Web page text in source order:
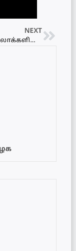
NEXT
ஹிஸ்புல்லாக்களின் பொருளாதார முதுகெலும்பைத் தகர்த்த இஸ்ரேல்! பெய்ரூட்டில் எரிபொருள் நிரப்பு நிலையங்கள் மீது சரமாரித் தாக்குதல்